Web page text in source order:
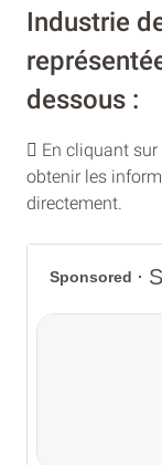
Industrie
dessous :
En cliquant
obtenir les
directement.